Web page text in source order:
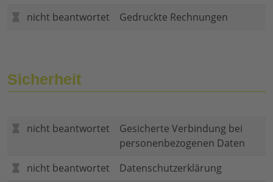
nicht beantwortet
Gedruckte Rechnungen
Sicherheit
nicht beantwortet
Gesicherte Verbindung bei
personenbezogenen Daten
nicht beantwortet
Datenschutzerklärung